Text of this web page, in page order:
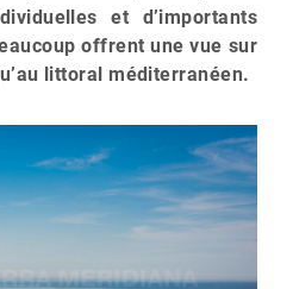
et d’importants
offrent une vue sur
littoral méditerranéen.